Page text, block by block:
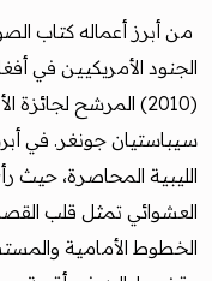
(2010) المرشح
الليبية المحاصرة، حيث
العشوائي تمثل قلب
الخطوط الأمامية